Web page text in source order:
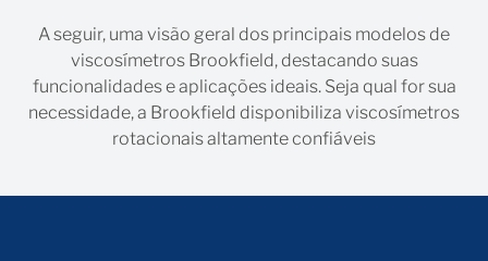
A seguir, uma visão geral dos principais modelos de
viscosímetros Brookfield, destacando suas
funcionalidades e aplicações ideais. Seja qual for sua
necessidade, a Brookfield disponibiliza viscosímetros
rotacionais altamente confiáveis